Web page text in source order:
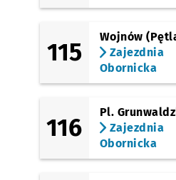
115
Wojnów
Zajezdnia
Obornicka
116
Pl.
Zajezdnia
Obornicka